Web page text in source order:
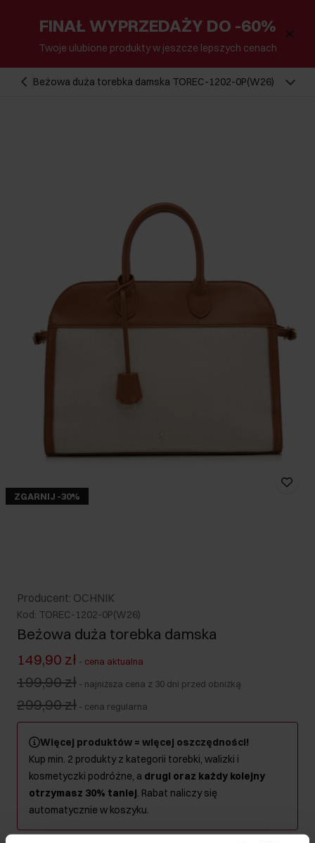
FINAŁ WYPRZEDAŻY DO -60%
Twoje ulubione produkty w jeszcze lepszych cenach
Beżowa duża torebka damska TOREC-1202-0P(W26)
ZGARNIJ -30%
Producent: OCHNIK
Kod: TOREC-1202-0P(W26)
Beżowa duża torebka damska
149,90 zł - cena aktualna
199,90 zł - najniższa cena z 30 dni przed obniżką
299,90 zł - cena regularna
Więcej produktów = więcej oszczędności!
Kup min. 2 produkty z kategorii torebki, walizki i
kosmetyczki podróżne, a drugi oraz każdy kolejny
otrzymasz 30% taniej. Rabat naliczy się
automatycznie w koszyku.